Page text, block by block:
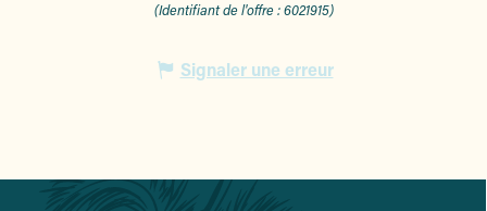
(Identifiant de l'offre :6021915)
Signaler une erreur